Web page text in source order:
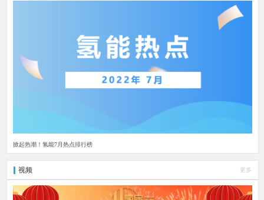
掀起热潮！氢能7月热点排行榜
视频 更多